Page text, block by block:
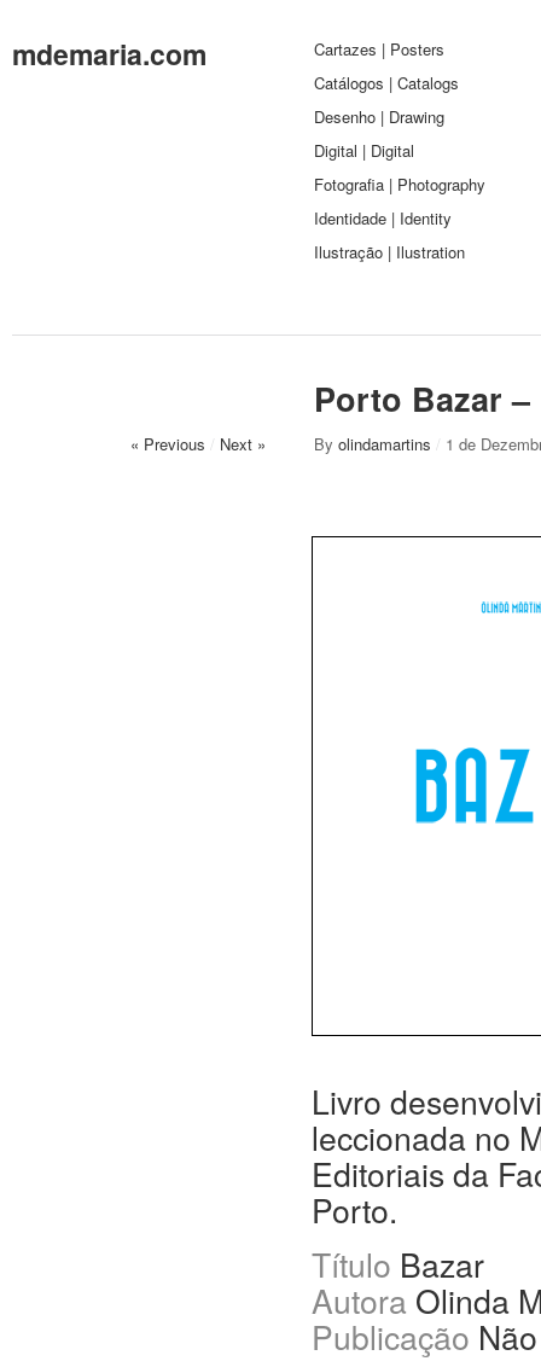
mdemaria.com
Cartazes | Posters
Catálogos | Catalogs
Desenho | Drawing
Digital | Digital
Fotografia | Photography
Identidade | Identity
Ilustração | Ilustration
Porto Bazar
« Previous / Next » By olindamartins / 1 de
Livro
leccionada no
Editoriais da
Porto.
Título Bazar
Autora Olinda
Publicação